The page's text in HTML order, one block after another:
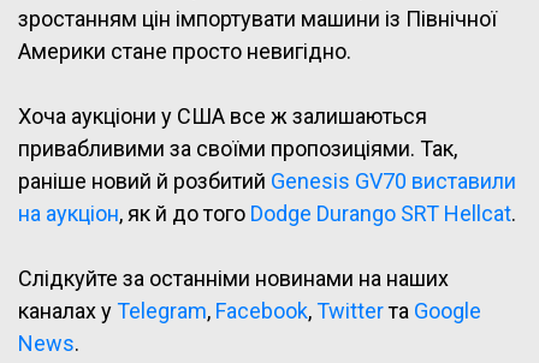
зростанням цін імпортувати машини із Північної
Америки стане просто невигідно.
Хоча аукціони у США все ж залишаються
привабливими за своїми пропозиціями. Так,
раніше новий й розбитий Genesis GV70 виставили
на аукціон, як й до того Dodge Durango SRT Hellcat.
Слідкуйте за останніми новинами на наших
каналах уTelegram, Facebook,Twitterта Google
News.